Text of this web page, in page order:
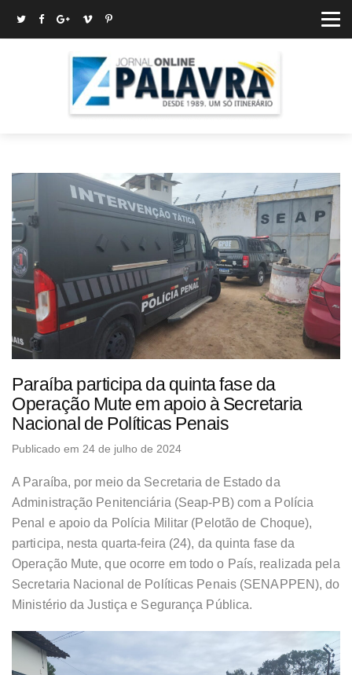
Paraíba participa da quinta fase da
Operação Mute em apoio à Secretaria
Nacional de Políticas Penais
Publicado em 24 de julho de 2024
A Paraíba, por meio da Secretaria de Estado da
Administração Penitenciária (Seap-PB) com a Polícia
Penal e apoio da Polícia Militar (Pelotão de Choque),
participa, nesta quarta-feira (24), da quinta fase da
Operação Mute, que ocorre em todo o País, realizada pela
Secretaria Nacional de Políticas Penais (SENAPPEN), do
Ministério da Justiça e Segurança Pública.